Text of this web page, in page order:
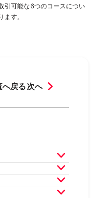
引可能な6つのコースについ
す。
へ戻る次へ
年6月
年4月
11月